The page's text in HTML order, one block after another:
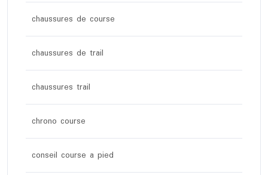
chaussures de course
chaussures de trail
chaussures trail
chrono course
conseil course a pied